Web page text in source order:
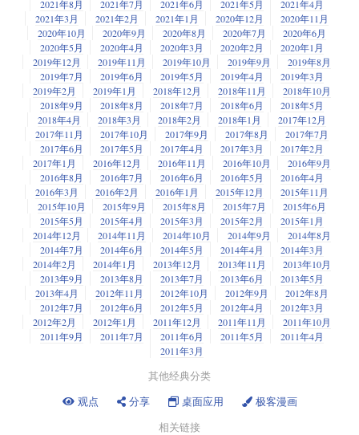
2021年8月
2021年7月 2021年6月 2021年5月
2021年4月
2021年3月
2021年2月 2021年1月 2020年12月
2020年11月
2020年10月
2020年9月 2020年8月 2020年7月
2020年6月
2020年5月
2020年4月 2020年3月 2020年2月
2020年1月
2019年12月
2019年11月 2019年10月 2019年9月
2019年8月
2019年7月
2019年6月 2019年5月 2019年4月
2019年3月
2019年2月
2019年1月 2018年12月 2018年11月
2018年10月
2018年9月
2018年8月 2018年7月 2018年6月
2018年5月
2018年4月
2018年3月 2018年2月 2018年1月
2017年12月
2017年11月
2017年10月 2017年9月 2017年8月
2017年7月
2017年6月
2017年5月 2017年4月 2017年3月
2017年2月
2017年1月
2016年12月 2016年11月 2016年10月
2016年9月
2016年8月
2016年7月 2016年6月 2016年5月
2016年4月
2016年3月
2016年2月 2016年1月 2015年12月
2015年11月
2015年10月
2015年9月 2015年8月 2015年7月
2015年6月
2015年5月
2015年4月 2015年3月 2015年2月
2015年1月
2014年12月
2014年11月 2014年10月 2014年9月
2014年8月
2014年7月
2014年6月 2014年5月 2014年4月
2014年3月
2014年2月
2014年1月 2013年12月 2013年11月
2013年10月
2013年9月
2013年8月 2013年7月 2013年6月
2013年5月
2013年4月
2012年11月 2012年10月 2012年9月
2012年8月
2012年7月
2012年6月 2012年5月 2012年4月
2012年3月
2012年2月
2012年1月 2011年12月 2011年11月
2011年10月
2011年9月
2011年7月 2011年6月 2011年5月
2011年4月
2011年3月
其他经典分类
观点
分享 桌面应用
极客漫画
相关链接